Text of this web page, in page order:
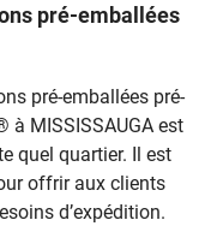
pré-emballées
pré-emballées pré-
à MISSISSAUGA est
quel quartier. Il est
offrir aux clients
d’expédition.